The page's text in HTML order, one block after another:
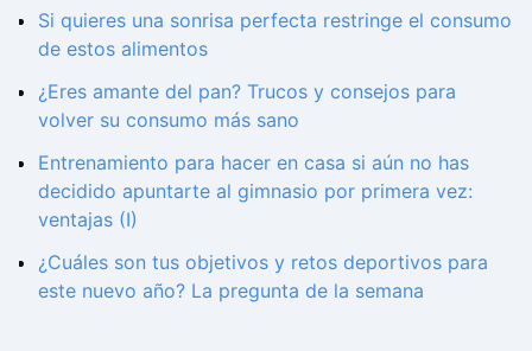
Si quieres una sonrisa perfecta restringe el consumo
de estos alimentos
¿Eres amante del pan? Trucos y consejos para
volver su consumo más sano
Entrenamiento para hacer en casa si aún no has
decidido apuntarte al gimnasio por primera vez:
ventajas (I)
¿Cuáles son tus objetivos y retos deportivos para
este nuevo año? La pregunta de la semana